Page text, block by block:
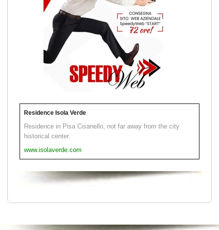
Residence Isola Verde
Residence in Pisa Cisanello, not far away from the city
historical center.
www.isolaverde.com